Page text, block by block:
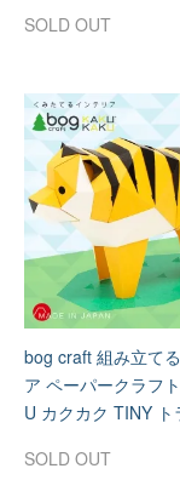
SOLD OUT
bog craft 組み立て
ア ペーパークラフ
U カクカク TINY ト
SOLD OUT